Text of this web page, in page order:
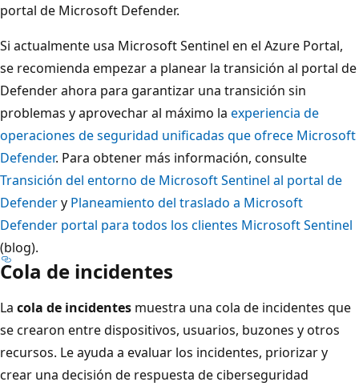
portal de Microsoft Defender.
Si actualmente usa Microsoft Sentinel en el Azure Portal,
se recomienda empezar a planear la transición al portal de
Defender ahora para garantizar una transición sin
problemas y aprovechar al máximo la experiencia de
operaciones de seguridad unificadas que ofrece Microsoft
Defender. Para obtener más información, consulte
Transición del entorno de Microsoft Sentinel al portal de
Defendery Planeamiento del traslado a Microsoft
Defender portal para todos los clientes Microsoft Sentinel
(blog).
Cola de incidentes
La cola de incidentes muestra una cola de incidentes que
se crearon entre dispositivos, usuarios, buzones y otros
recursos. Le ayuda a evaluar los incidentes, priorizar y
crear una decisión de respuesta de ciberseguridad